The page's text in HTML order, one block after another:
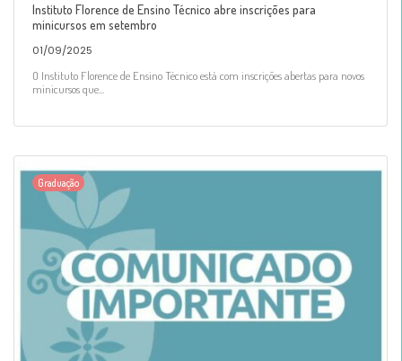
Instituto Florence de Ensino Técnico abre inscrições para
minicursos em setembro
01/09/2025
O Instituto Florence de Ensino Técnico está com inscrições abertas para novos
minicursos que...
Graduação